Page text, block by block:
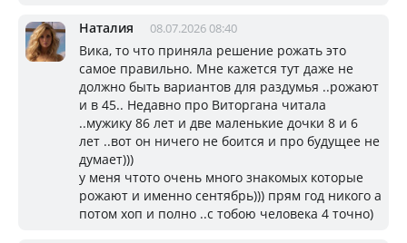
Наталия 08.07.2026 08:40
Вика, то что приняла решение рожать это
самое правильно. Мне кажется тут даже не
должно быть вариантов для раздумья ..рожают
и в 45.. Недавно про Виторгана читала
..мужику 86 лет и две маленькие дочки 8 и 6
лет ..вот он ничего не боится и про будущее не
думает)))
у меня чтото очень много знакомых которые
рожают и именно сентябрь))) прям год никого а
потом хоп и полно ..с тобою человека 4 точно)